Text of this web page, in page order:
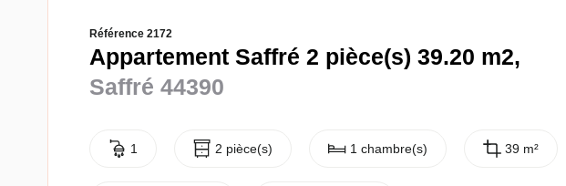
Référence 2172
Appartement Saffré 2 pièce(s) 39.20 m2,
Saffré 44390
1 2 pièce(s) 1 chambre(s) 39 m²